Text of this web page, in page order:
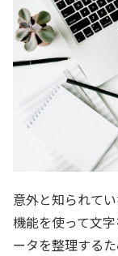
意外と知られて
機能を使って文
ータを整理する